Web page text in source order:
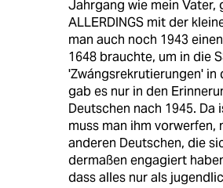
Jahrgang wie mein Vater,
ALLERDINGS mit der
man auch noch 1943
1648 brauchte, um in die
'Zwángsrekrutierungen'
gab es nur in den
Deutschen nach 1945. Da
muss man ihm vorwerfen,
anderen Deutschen, die
dermaßen engagiert
dass alles nur als